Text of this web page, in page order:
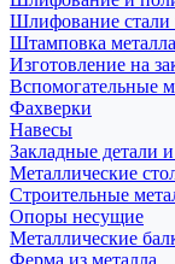
Шлифование стали
Штамповка металла
Изготовление на
Вспомогательные
Фахверки
Навесы
Закладные детали
Металлические
Строительные
Опоры несущие
Металлические
Ферма из металла